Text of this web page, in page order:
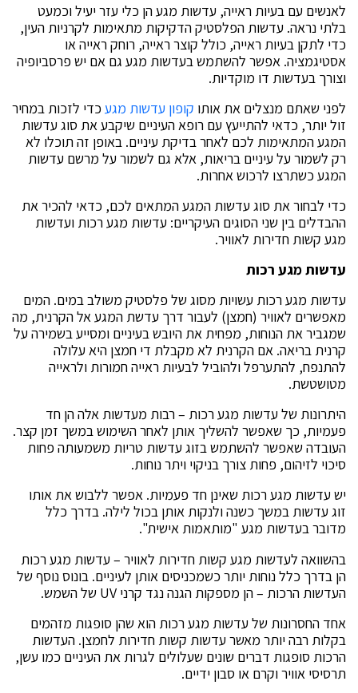
לאנשים עם בעיות ראייה, עדשות מגע הן כלי עזר יעיל וכמעט
בלתי נראה. עדשות הפלסטיק הדקיקות מתאימות לקרניות העין,
כדי לתקן בעיות ראייה, כולל קוצר ראייה, רוחק ראייה או
אסטיגמציה. אפשר להשתמש בעדשות מגע גם אם יש פרסביופיה
וצורך בעדשות דו מוקדיות.
לפני שאתם מנצלים את אותו קופון עדשות מגע כדי לזכות במחיר
זול יותר, כדאי להתייעץ עם רופא העיניים שיקבע את סוג עדשות
המגע המתאימות לכם לאחר בדיקת עיניים. באופן זה תוכלו לא
רק לשמור על עיניים בריאות, אלא גם לשמור על מרשם עדשות
המגע כשתרצו לרכוש אחרות.
כדי לבחור את סוג עדשות המגע המתאים לכם, כדאי להכיר את
ההבדלים בין שני הסוגים העיקריים: עדשות מגע רכות ועדשות
מגע קשות חדירות לאוויר.
עדשות מגע רכות
עדשות מגע רכות עשויות מסוג של פלסטיק משולב במים. המים
מאפשרים לאוויר (חמצן) לעבור דרך עדשת המגע אל הקרנית, מה
שמגביר את הנוחות, מפחית את היובש בעיניים ומסייע בשמירה על
קרנית בריאה. אם הקרנית לא מקבלת די חמצן היא עלולה
להתנפח, להתערפל ולהוביל לבעיות ראייה חמורות ולראייה
מטושטשת.
היתרונות של עדשות מגע רכות – רבות מעדשות אלה הן חד
פעמיות, כך שאפשר להשליך אותן לאחר השימוש במשך זמן קצר.
העובדה שאפשר להשתמש בזוג עדשות טריות משמעותה פחות
סיכוי לזיהום, פחות צורך בניקוי ויתר נוחות.
יש עדשות מגע רכות שאינן חד פעמיות. אפשר ללבוש את אותו
זוג עדשות במשך כשנה ולנקות אותן בכול לילה. בדרך כלל
מדובר בעדשות מגע "מותאמות אישית".
בהשוואה לעדשות מגע קשות חדירות לאוויר – עדשות מגע רכות
הן בדרך כלל נוחות יותר כשמכניסים אותן לעיניים. בונוס נוסף של
העדשות הרכות – הן מספקות הגנה נגד קרני UV של השמש.
אחד החסרונות של עדשות מגע רכות הוא שהן סופגות מזהמים
בקלות רבה יותר מאשר עדשות קשות חדירות לחמצן. העדשות
הרכות סופגות דברים שונים שעלולים לגרות את העיניים כמו עשן,
תרסיסי אוויר וקרם או סבון ידיים.